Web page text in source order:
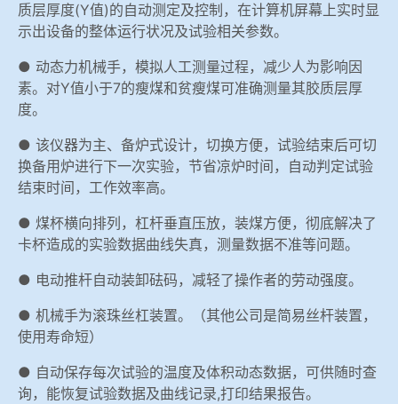
质层厚度(Y值)的自动测定及控制，在计算机屏幕上实时显
示出设备的整体运行状况及试验相关参数。
● 动态力机械手，模拟人工测量过程，减少人为影响因
素。对Y值小于7的瘦煤和贫瘦煤可准确测量其胶质层厚
度。
● 该仪器为主、备炉式设计，切换方便，试验结束后可切
换备用炉进行下一次实验，节省凉炉时间，自动判定试验
结束时间，工作效率高。
● 煤杯横向排列，杠杆垂直压放，装煤方便，彻底解决了
卡杯造成的实验数据曲线失真，测量数据不准等问题。
● 电动推杆自动装卸砝码，减轻了操作者的劳动强度。
● 机械手为滚珠丝杠装置。（其他公司是简易丝杆装置，
使用寿命短）
● 自动保存每次试验的温度及体积动态数据，可供随时查
询，能恢复试验数据及曲线记录,打印结果报告。